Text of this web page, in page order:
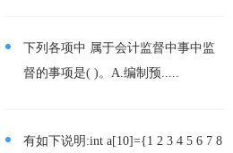
下列各项中 属于会计监督中事中监
督的事项是( )。A.编制预.....
有如下说明:int a[10]={1 2 3 4 5 6 7 8